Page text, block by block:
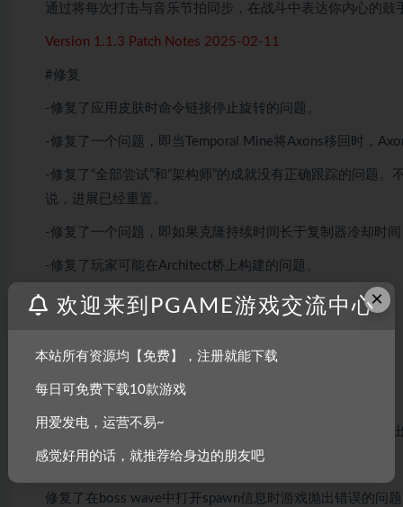
通过将每次打击与音乐节拍同步，在战斗中表达你内心的
Version 1.1.3 Patch Notes 2025-02-11
#修复
-修复了应用皮肤时命令链接停止旋转的问题。
-修复了一个问题，即当Temporal Mine将Axons移回时，
-修复了“全部尝试”和“架构师”的成就没有正确跟踪的问题
说，进展已经重置。
-修复了一个问题，即如果克隆持续时间长于复制器冷却时
-修复了玩家可能在Architect桥上构建的问题。
Version 1.1.2 – Hotfix 2025-02-01
修复了触发时目标标记U3导致错误的问题。
修复了Nuclear U3指示器导致错误的问题。
修复了游戏在选择不删除Survival Wave 30上的任何防御时
修复了重播时弹出删除防御提示的问题。
修复了在boss wave中打开spawn信息时游戏抛出错误的问
×
欢迎来到PGAME游戏交流中心
本站所有资源均【免费】，注册就能下载
每日可免费下载10款游戏
用爱发电，运营不易~
感觉好用的话，就推荐给身边的朋友吧